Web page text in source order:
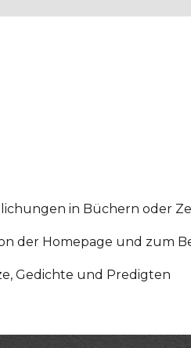
in Büchern oder
der Homepage und zum
Gedichte und Predigten